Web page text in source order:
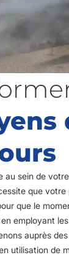
au sein de
que
que le
employant
auprès
utilisation de